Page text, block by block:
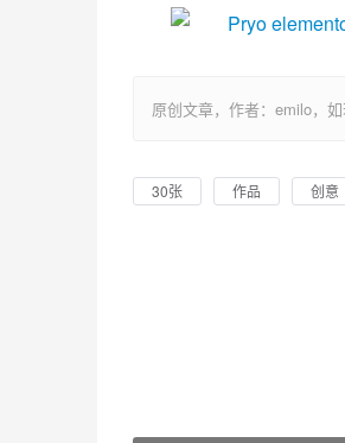
原创文章，作者：emilo，
30张 作品 创意